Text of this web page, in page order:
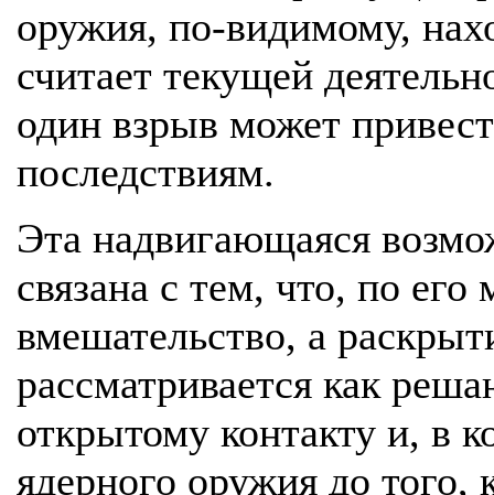
оружия, по-видимому,
считает текущей
один взрыв может
последствиям.
Эта надвигающаяся
связана с тем, что, по
вмешательство, а
рассматривается как
открытому контакту и, в
ядерного оружия до того,